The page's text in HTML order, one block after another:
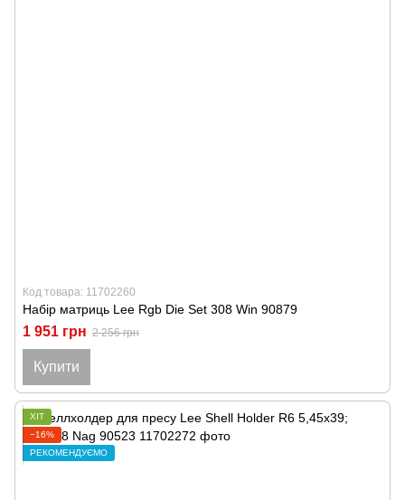
Код товара: 11702260
Набір матриць Lee Rgb Die Set 308 Win 90879
1 951 грн 2 256 грн
Купити
ХІТ
−16%
РЕКОМЕНДУЄМО